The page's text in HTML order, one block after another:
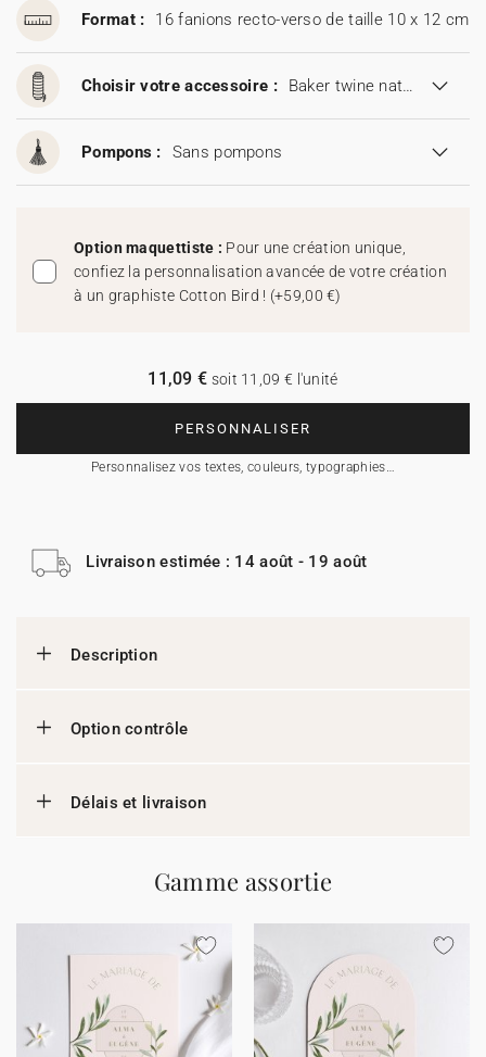
Format : 16 fanions recto-verso de taille 10 x 12 cm
Choisir votre accessoire : Baker twine naturel
Pompons : Sans pompons
Option maquettiste : Pour une création unique,
confiez la personnalisation avancée de votre création
à un graphiste Cotton Bird ! (+59,00 €)
PERSONNALISER
Personnalisez vos textes, couleurs, typographies…
11,09 € soit 11,09 € l'unité
Livraison estimée : 14 août - 19 août
Description
Option contrôle
Délais et livraison
Gamme assortie